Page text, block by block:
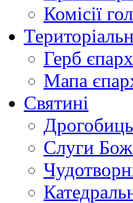
Комісії
Герб
Мапа
Святині
Слуги